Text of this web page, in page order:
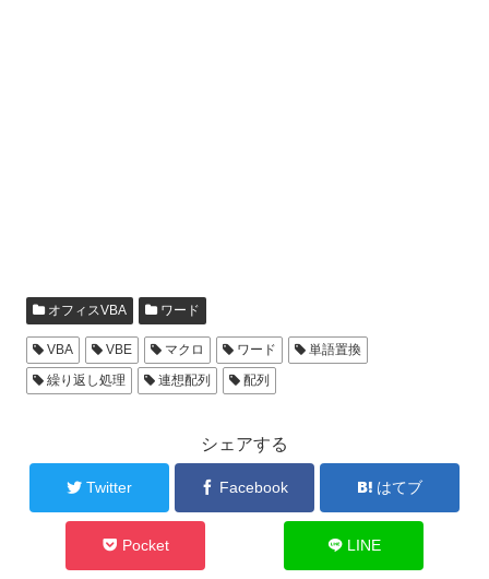
オフィスVBA ワード
VBA VBE マクロ ワード
単語置換
繰り返し処理
連想配列 配列
シェアする
Twitter Facebook はてブ
Pocket LINE